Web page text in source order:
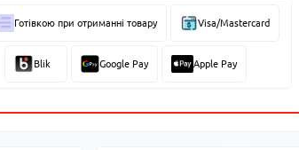
Готівкою при отриманні товару Visa/Mastercard
Blik Google Pay Apple Pay